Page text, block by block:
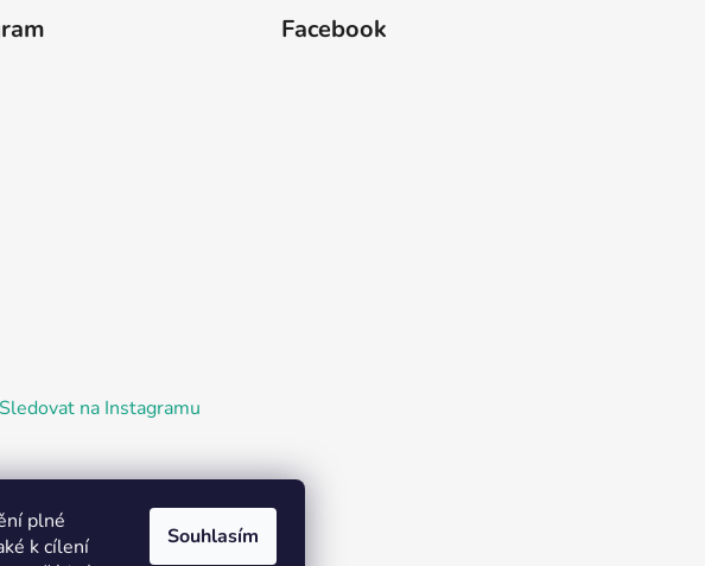
plné
k cílení
Souhlasím
Sledovat na Instagramu
Facebook